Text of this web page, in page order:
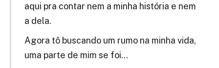
aqui pra contar nem a minha história e nem
a dela.
Agora tô buscando um rumo na minha vida,
uma parte de mim se foi…